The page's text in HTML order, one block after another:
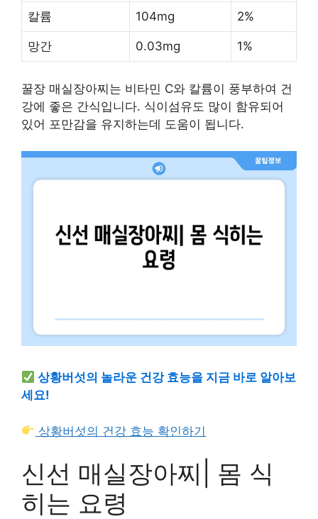
칼륨 104mg 2%
망간 0.03mg 1%
꿀장 매실장아찌는 비타민 C와 칼륨이 풍부하여 건
강에 좋은 간식입니다. 식이섬유도 많이 함유되어
있어 포만감을 유지하는데 도움이 됩니다.
상황버섯의 놀라운 건강 효능을 지금 바로 알아보
세요!
상황버섯의 건강 효능 확인하기
신선 매실장아찌| 몸 식
히는 요령